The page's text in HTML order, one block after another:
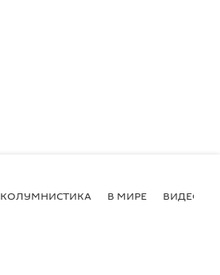
КОЛУМНИСТИКА В МИРЕ ВИДЕО